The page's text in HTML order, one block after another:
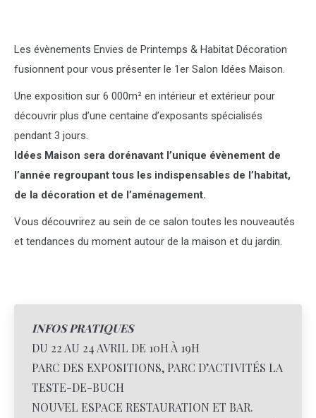
Les évènements Envies de Printemps & Habitat Décoration
fusionnent pour vous présenter le 1er Salon Idées Maison.
Une exposition sur 6 000m² en intérieur et extérieur pour
découvrir plus d’une centaine d’exposants spécialisés
pendant 3 jours.
Idées Maison sera dorénavant l’unique évènement de
l’année regroupant tous les indispensables de l’habitat,
de la décoration et de l’aménagement.
Vous découvrirez au sein de ce salon toutes les nouveautés
et tendances du moment autour de la maison et du jardin.
INFOS PRATIQUES
DU 22 AU 24 AVRIL DE 10H À 19H
PARC DES EXPOSITIONS, PARC D’ACTIVITÉS LA
TESTE-DE-BUCH
NOUVEL ESPACE RESTAURATION ET BAR.